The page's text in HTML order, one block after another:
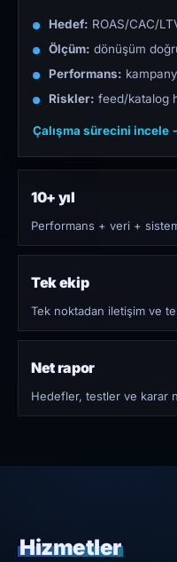
Hedef: ROAS/CAC/
Ölçüm: dönüşüm
Performans:
Riskler: feed/katalog
Çalışma sürecini incele
10+ yıl
Performans + veri +
Tek ekip
Tek noktadan iletişim ve
Net rapor
Hedefler, testler ve karar
Hizmetler